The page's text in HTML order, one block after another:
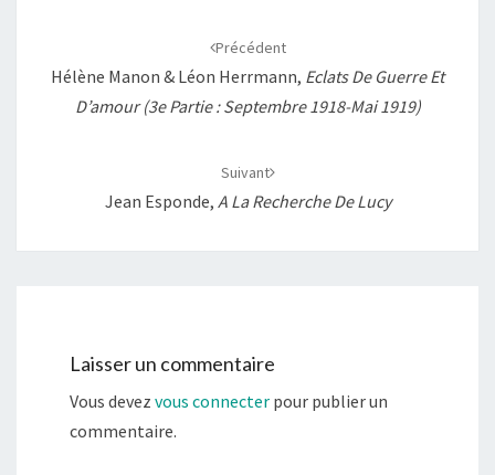
Précédent
Hélène Manon & Léon Herrmann, Eclats De Guerre Et
D’amour (3e Partie : Septembre 1918-Mai 1919)
Suivant
Jean Esponde, A La Recherche De Lucy
Laisser un commentaire
Vous devez vous connecter pour publier un
commentaire.